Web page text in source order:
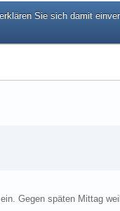
Sie sich damit
Gegen späten Mittag